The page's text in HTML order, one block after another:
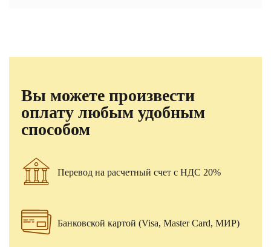
Вы можете произвести
оплату любым удобным
способом
Перевод на расчетный счет с НДС 20%
Банковской картой (Visa, Master Card, МИР)